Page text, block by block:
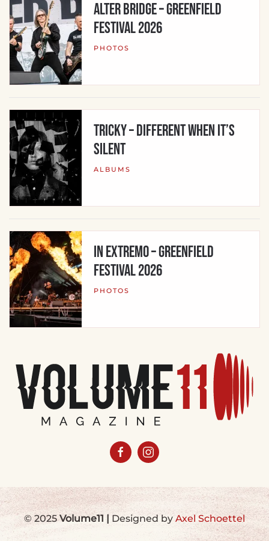
Alter Bridge – Greenfield
Festival 2026
PHOTOS
Tricky – Different When It’s
Silent
ALBUMS
In Extremo – Greenfield
Festival 2026
PHOTOS
© 2025Volume11 | Designed by Axel Schoettel